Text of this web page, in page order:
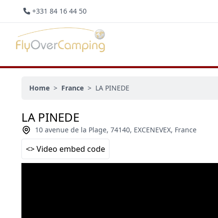
+331 84 16 44 50
Home > France > LA PINEDE
LA PINEDE
10 avenue de la Plage, 74140, EXCENEVEX, France
<> Video embed code